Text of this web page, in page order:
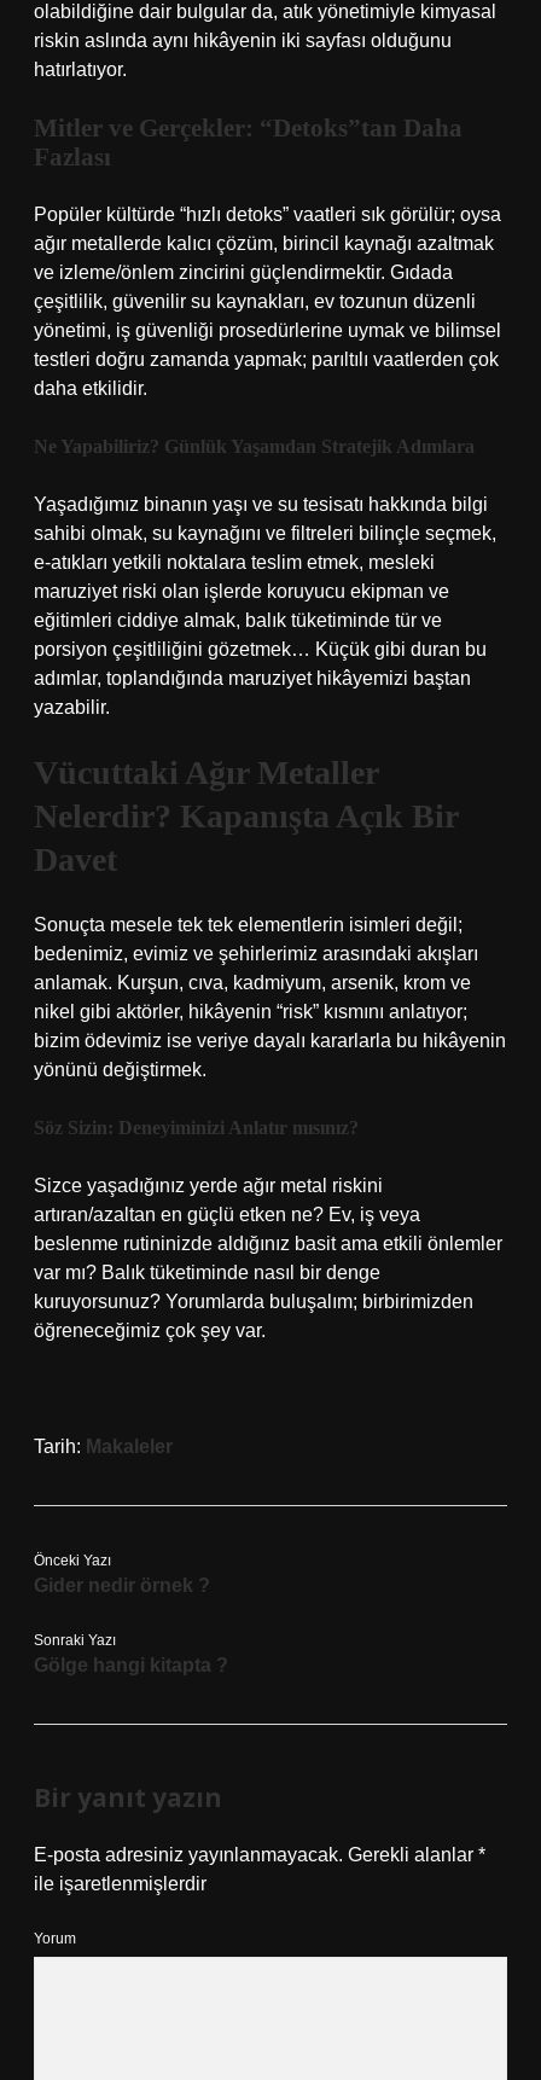
olabildiğine dair bulgular da, atık yönetimiyle kimyasal
riskin aslında aynı hikâyenin iki sayfası olduğunu
hatırlatıyor.
Mitler ve Gerçekler: “Detoks”tan Daha
Fazlası
Popüler kültürde “hızlı detoks” vaatleri sık görülür; oysa
ağır metallerde kalıcı çözüm, birincil kaynağı azaltmak
ve izleme/önlem zincirini güçlendirmektir. Gıdada
çeşitlilik, güvenilir su kaynakları, ev tozunun düzenli
yönetimi, iş güvenliği prosedürlerine uymak ve bilimsel
testleri doğru zamanda yapmak; parıltılı vaatlerden çok
daha etkilidir.
Ne Yapabiliriz? Günlük Yaşamdan Stratejik Adımlara
Yaşadığımız binanın yaşı ve su tesisatı hakkında bilgi
sahibi olmak, su kaynağını ve filtreleri bilinçle seçmek,
e-atıkları yetkili noktalara teslim etmek, mesleki
maruziyet riski olan işlerde koruyucu ekipman ve
eğitimleri ciddiye almak, balık tüketiminde tür ve
porsiyon çeşitliliğini gözetmek… Küçük gibi duran bu
adımlar, toplandığında maruziyet hikâyemizi baştan
yazabilir.
Vücuttaki Ağır Metaller
Nelerdir? Kapanışta Açık Bir
Davet
Sonuçta mesele tek tek elementlerin isimleri değil;
bedenimiz, evimiz ve şehirlerimiz arasındaki akışları
anlamak. Kurşun, cıva, kadmiyum, arsenik, krom ve
nikel gibi aktörler, hikâyenin “risk” kısmını anlatıyor;
bizim ödevimiz ise veriye dayalı kararlarla bu hikâyenin
yönünü değiştirmek.
Söz Sizin: Deneyiminizi Anlatır mısınız?
Sizce yaşadığınız yerde ağır metal riskini
artıran/azaltan en güçlü etken ne? Ev, iş veya
beslenme rutininizde aldığınız basit ama etkili önlemler
var mı? Balık tüketiminde nasıl bir denge
kuruyorsunuz? Yorumlarda buluşalım; birbirimizden
öğreneceğimiz çok şey var.
Tarih: Makaleler
Önceki Yazı
Gider nedir örnek ?
Sonraki Yazı
Gölge hangi kitapta ?
Bir yanıt yazın
E-posta adresiniz yayınlanmayacak. Gerekli alanlar *
ile işaretlenmişlerdir
Yorum